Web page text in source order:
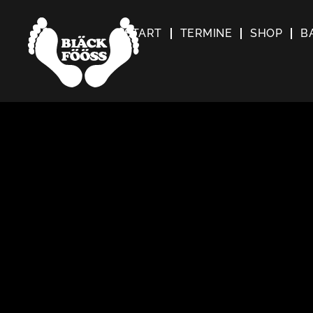
START TERMINE SHOP